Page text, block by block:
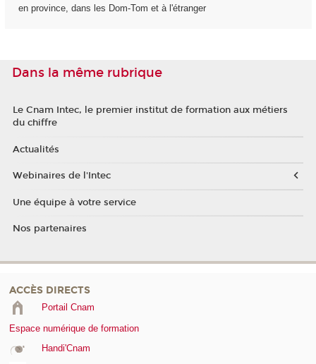
en province, dans les Dom-Tom et à l'étranger
Dans la même rubrique
Le Cnam Intec, le premier institut de formation aux métiers
du chiffre
Actualités
Webinaires de l'Intec
Une équipe à votre service
Nos partenaires
ACCÈS DIRECTS
Portail Cnam
Espace numérique de formation
Handi'Cnam